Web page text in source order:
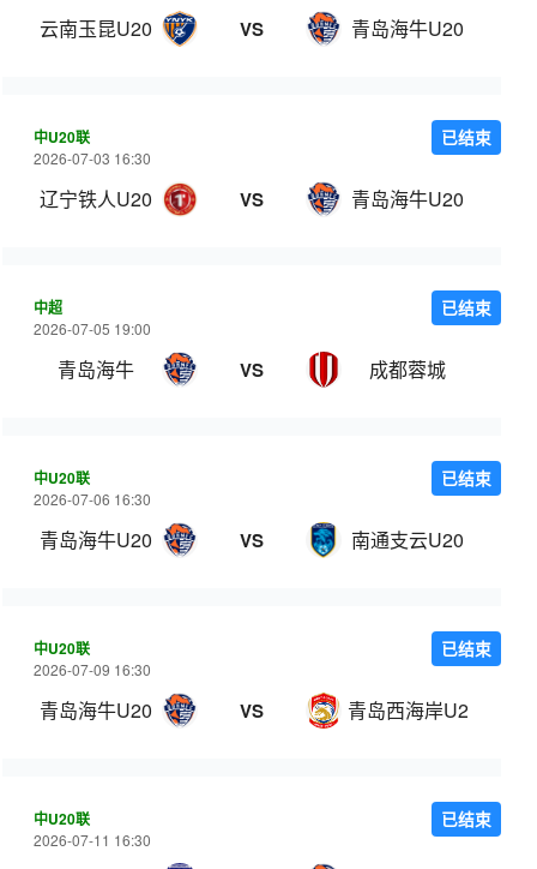
云南玉昆U20 VS 青岛海牛U20
中U20联
2026-07-03 16:30
辽宁铁人U20 VS 青岛海牛U20
已结束
中超
2026-07-05 19:00
青岛海牛 VS 成都蓉城
已结束
中U20联
2026-07-06 16:30
青岛海牛U20 VS 南通支云U20
已结束
中U20联
2026-07-09 16:30
青岛海牛U20 VS 青岛西海岸U20
已结束
中U20联
2026-07-11 16:30
已结束